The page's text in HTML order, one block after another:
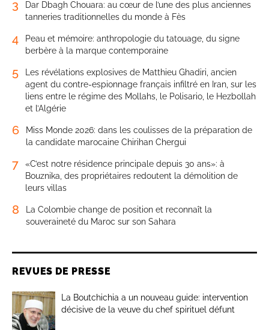
3
Dar Dbagh Chouara: au cœur de l’une des plus anciennes
tanneries traditionnelles du monde à Fès
4
Peau et mémoire: anthropologie du tatouage, du signe
berbère à la marque contemporaine
5
Les révélations explosives de Matthieu Ghadiri, ancien
agent du contre-espionnage français infiltré en Iran, sur les
liens entre le régime des Mollahs, le Polisario, le Hezbollah
et l’Algérie
6
Miss Monde 2026: dans les coulisses de la préparation de
la candidate marocaine Chirihan Chergui
7
«C’est notre résidence principale depuis 30 ans»: à
Bouznika, des propriétaires redoutent la démolition de
leurs villas
8
La Colombie change de position et reconnaît la
souveraineté du Maroc sur son Sahara
REVUES DE PRESSE
La Boutchichia a un nouveau guide: intervention
décisive de la veuve du chef spirituel défunt